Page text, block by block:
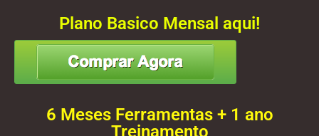
Plano Basico Mensal aqui!
6 Meses Ferramentas + 1 ano
Treinamento